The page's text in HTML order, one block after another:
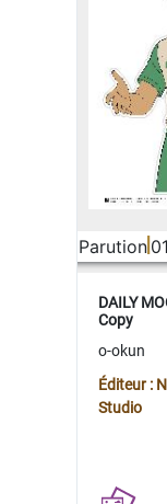
Parution
DAILY
Copy
o-okun
Éditeur :
Studio